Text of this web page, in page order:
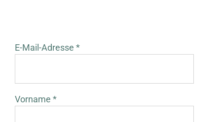
E-Mail-Adresse *
Vorname *